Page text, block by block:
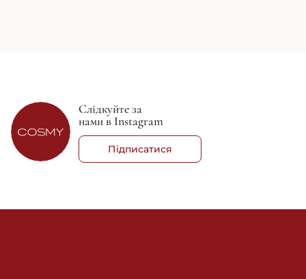
Слідкуйте за
нами в Instagram
Підписатися